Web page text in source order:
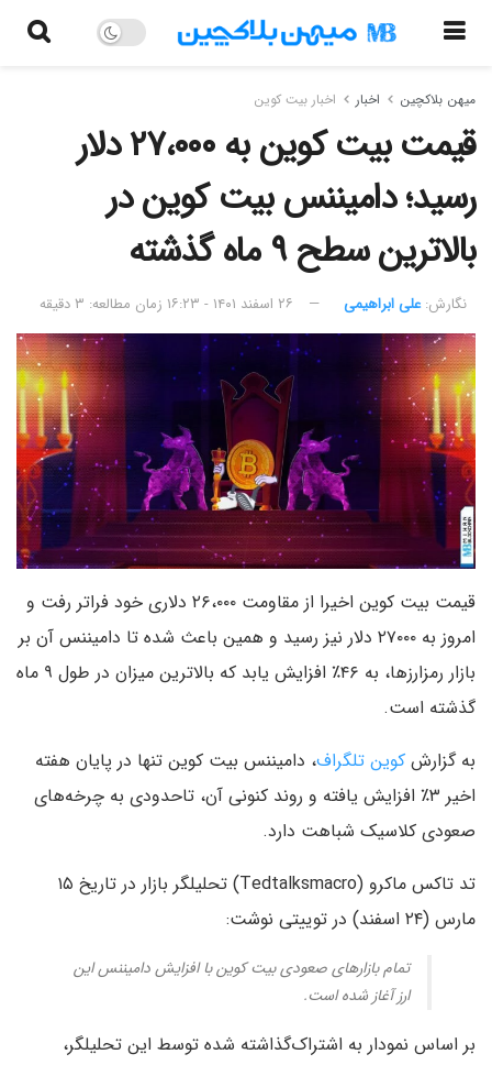
میهن بلاکچین اخبار اخبار بیت کوین
قیمت بیت کوین به ۲۷،۰۰۰ دلار
رسید؛ دامیننس بیت کوین در
بالاترین سطح ۹ ماه گذشته
نگارش:‌ علی ابراهیمی ۲۶ اسفند ۱۴۰۱ - ۱۶:۲۳ زمان مطالعه: ۳ دقیقه
قیمت بیت کوین اخیرا از مقاومت ۲۶،۰۰۰ دلاری خود فراتر رفت و
امروز به ۲۷۰۰۰ دلار نیز رسید و همین باعث شده تا دامیننس آن بر
بازار رمزارزها، به ۴۶٪ افزایش یابد که بالاترین میزان در طول ۹ ماه
گذشته است.
به گزارش کوین تلگراف، دامیننس بیت کوین تنها در پایان هفته
اخیر ۳٪ افزایش یافته و روند کنونی آن، تاحدودی به چرخه‌های
صعودی کلاسیک شباهت دارد.
تد تاکس ماکرو (Tedtalksmacro) تحلیلگر بازار در تاریخ ۱۵
مارس (۲۴ اسفند) در توییتی نوشت:
تمام بازارهای صعودی بیت کوین با افزایش دامیننس این
ارز آغاز شده است.
بر اساس نمودار به اشتراک‌گذاشته شده توسط این تحلیلگر،